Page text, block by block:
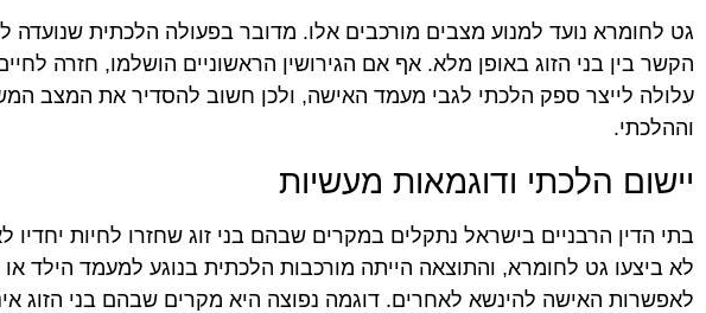
גט לחומרא נועד למנוע מצבים מורכבים אלו. מדובר בפעולה הלכתית שנועדה
הקשר בין בני הזוג באופן מלא. אף אם הגירושין הראשוניים הושלמו, חזרה
עלולה לייצר ספק הלכתי לגבי מעמד האישה, ולכן חשוב להסדיר את המצב
וההלכתי.
יישום הלכתי ודוגמאות מעשיות
בתי הדין הרבניים בישראל נתקלים במקרים שבהם בני זוג שחזרו לחיות יחדיו
לא ביצעו גט לחומרא, והתוצאה הייתה מורכבות הלכתית בנוגע למעמד הילד או
לאפשרות האישה להינשא לאחרים. דוגמה נפוצה היא מקרים שבהם בני הזוג